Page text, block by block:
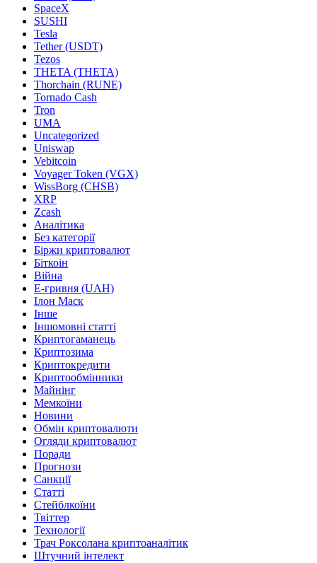
SpaceX
SUSHI
Tesla
Tether (USDT)
Tezos
THETA (THETA)
Thorchain (RUNE)
Tornado Cash
Tron
UMA
Uncategorized
Uniswap
Vebitcoin
Voyager Token (VGX)
WissBorg (CHSB)
XRP
Zcash
Аналітика
Без категорії
Біржи криптовалют
Біткоін
Війна
Е-гривня (UAH)
Ілон Маск
Інше
Іншомовні статті
Криптогаманець
Криптозима
Криптокредити
Криптообмінники
Майнінг
Мемкоїни
Новини
Обмін криптовалюти
Огляди криптовалют
Поради
Прогнози
Санкції
Статті
Стейблкоїни
Твіттер
Технології
Трач Роксолана криптоаналітик
Штучний інтелект